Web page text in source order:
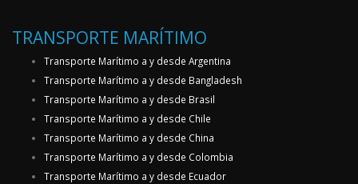
TRANSPORTE MARÍTIMO
Transporte Marítimo a y desde Argentina
Transporte Marítimo a y desde Bangladesh
Transporte Marítimo a y desde Brasil
Transporte Marítimo a y desde Chile
Transporte Marítimo a y desde China
Transporte Marítimo a y desde Colombia
Transporte Marítimo a y desde Ecuador